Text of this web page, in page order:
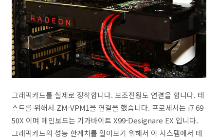
그래픽카드를 실제로 장착합니다. 보조전원도 연결을 합니다. 테
스트를 위해서 ZM-VPM1을 연결을 했습니다. 프로세서는 i7 69
50X 이며 메인보드는 기가바이트 X99-Designare EX 입니다.
그래픽카드의 성능 한계치를 알아보기 위해서 이 시스템에서 테